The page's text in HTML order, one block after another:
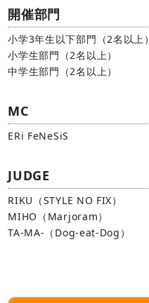
開催部門
小学3年生以下部門（2名以上）
小学生部門（2名以上）
中学生部門（2名以上）
MC
ERi FeNeSiS
JUDGE
RIKU（STYLE NO FIX）
MIHO（Marjoram）
TA-MA-（Dog-eat-Dog）